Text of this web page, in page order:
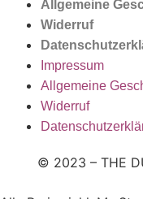
Allgemeine
Widerruf
Impressum
Allgemeine
Widerruf
© 2023 – THE